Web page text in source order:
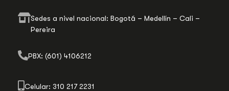
Sedes a nivel nacional: Bogotá – Medellín – Cali –
Pereira
PBX: (601) 4106212
Celular: 310 217 2231